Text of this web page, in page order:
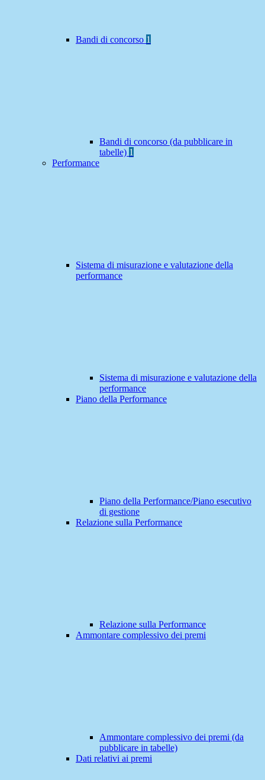
Bandi di concorso 1
Bandi di concorso (da pubblicare in
tabelle) 1
Performance
Sistema di misurazione e valutazione della
performance
Sistema di misurazione e valutazione della
performance
Piano della Performance
Piano della Performance/Piano esecutivo
di gestione
Relazione sulla Performance
Relazione sulla Performance
Ammontare complessivo dei premi
Ammontare complessivo dei premi (da
pubblicare in tabelle)
Dati relativi ai premi